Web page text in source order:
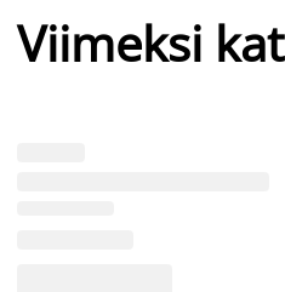
Viimeksi